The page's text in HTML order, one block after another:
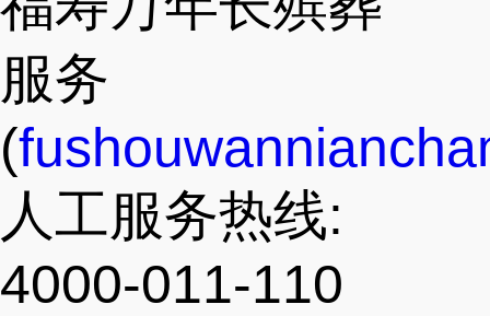
服务
(
人工服务热线:
4000-011-110